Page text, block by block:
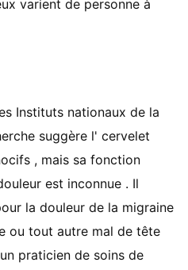
varient de personne à
Instituts nationaux de la
suggère l' cervelet
, mais sa fonction
est inconnue . Il
la douleur de la migraine
ou tout autre mal de tête
praticien de soins de